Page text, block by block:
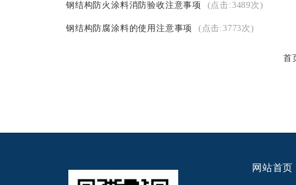
钢结构防火涂料消防验收注意事项 (点击:3489次)
钢结构防腐涂料的使用注意事项 (点击:3773次)
首
网站首页